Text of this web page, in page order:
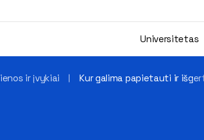
Universitetas
ir įvykiai Kur galima papietauti ir